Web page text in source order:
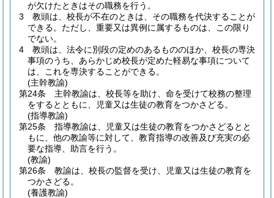
が欠けたときはその職務を行う。
3
教頭は、校長が不在のときは、その職務を代決することが
できる。 ただし、重要又は異例に属するものは、この限り
でない。
4
教頭は、法令に別段の定めのあるもののほか、校長の専決
事項のうち、あらかじめ校長が定めた軽易な事項について
は、これを専決することができる。
(主幹教諭)
第24条
主幹教諭は、校長等を助け、命を受けて校務の整理
をするとともに、児童又は生徒の教育をつかさどる。
(指導教諭)
第25条
指導教諭は、児童又は生徒の教育をつかさどるとと
もに、他の教諭等に対して、教育指導の改善及び充実の必
要な指導、助言を行う。
(教諭)
第26条
教諭は、校長の監督を受け、児童又は生徒の教育を
つかさどる。
(養護教諭)